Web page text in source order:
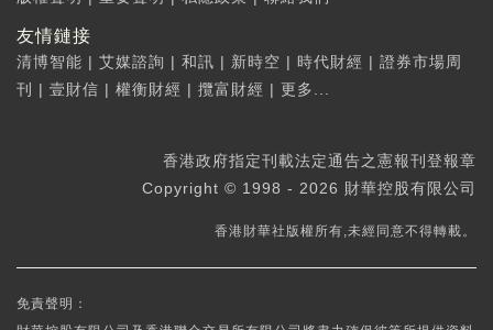
友情鏈接
清博智能 | 艾媒諮詢 | 和訊 | 新時空 | 時代財經 | 證券市場周
刊
| 壹財信 | 權衡財經 | 攬富財經 | 更多...
香港政府指定刊載法定通告之憲報刊登報章
Copyright © 1998 - 2026 財華控股有限公司
香港財華社版權所有,未經同意不得轉載。
免責聲明：